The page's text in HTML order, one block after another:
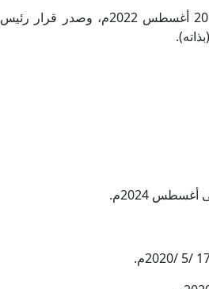
- عضو مجلس مجمع البحوث الإسلامية (بصفته) منذ مايو 2019م وحتى 20 أغسطس 2022م، وصدر قرار رئيس